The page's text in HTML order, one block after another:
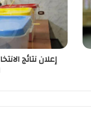
إعلان نتائج